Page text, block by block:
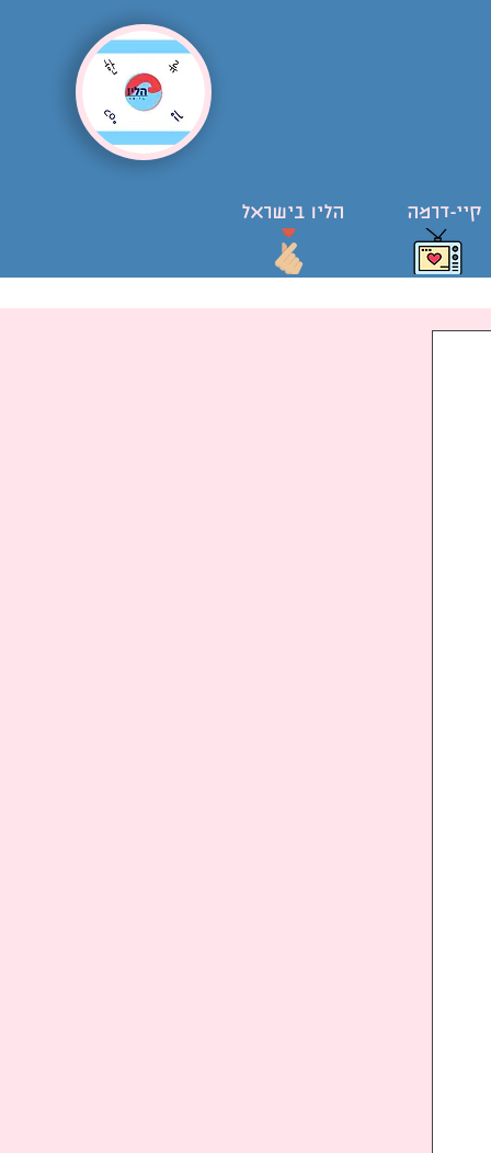
הליו בישראל קיי-דרמה